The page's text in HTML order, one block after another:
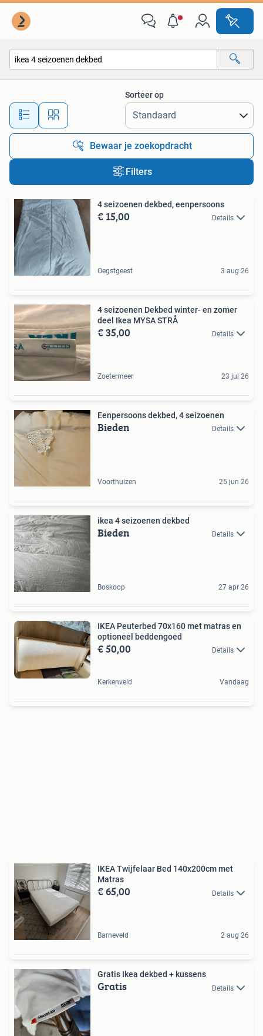
Alle afstanden…
Sorteer op
Bewaar je zoekopdracht
Filters
4 seizoenen dekbed, eenpersoons
€ 15,00 Details
Oegstgeest 3 aug 26
4 seizoenen Dekbed winter- en zomer
deel Ikea MYSA STRÅ
€ 35,00 Details
Zoetermeer 23 jul 26
Eenpersoons dekbed, 4 seizoenen
Bieden Details
Voorthuizen 25 jun 26
ikea 4 seizoenen dekbed
Bieden Details
Boskoop 27 apr 26
IKEA Peuterbed 70x160 met matras en
optioneel beddengoed
€ 50,00 Details
Kerkenveld Vandaag
IKEA Twijfelaar Bed 140x200cm met
Matras
€ 65,00 Details
Barneveld 2 aug 26
Gratis Ikea dekbed + kussens
Gratis Details